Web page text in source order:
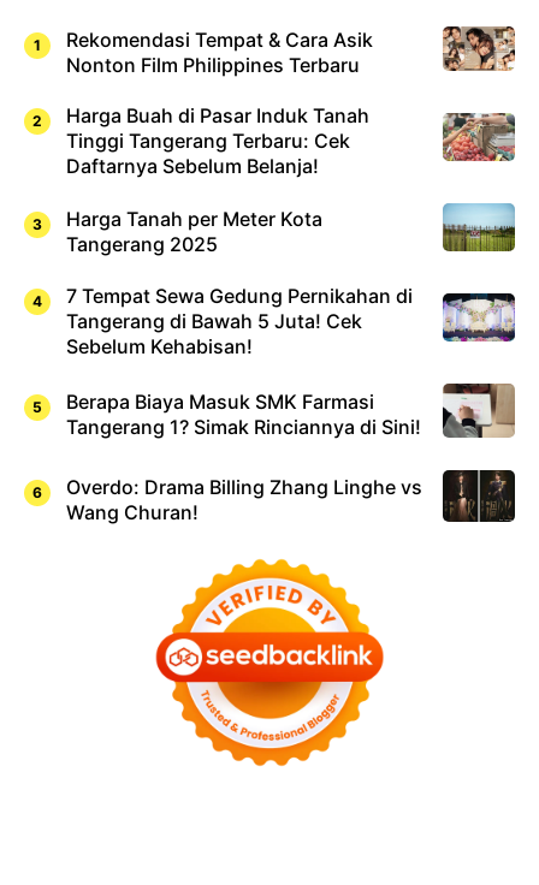
Rekomendasi Tempat & Cara Asik
Nonton Film Philippines Terbaru
Harga Buah di Pasar Induk Tanah
Tinggi Tangerang Terbaru: Cek
Daftarnya Sebelum Belanja!
Harga Tanah per Meter Kota
Tangerang 2025
7 Tempat Sewa Gedung Pernikahan di
Tangerang di Bawah 5 Juta! Cek
Sebelum Kehabisan!
Berapa Biaya Masuk SMK Farmasi
Tangerang 1? Simak Rinciannya di Sini!
Overdo: Drama Billing Zhang Linghe vs
Wang Churan!